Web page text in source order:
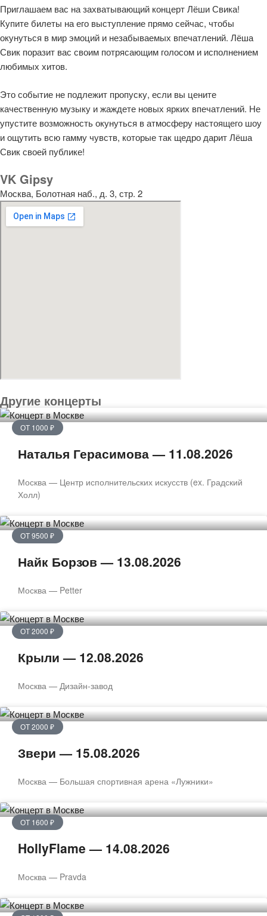
Приглашаем вас на захватывающий концерт Лёши Свика!
Купите билеты на его выступление прямо сейчас, чтобы
окунуться в мир эмоций и незабываемых впечатлений. Лёша
Свик поразит вас своим потрясающим голосом и исполнением
любимых хитов.
Это событие не подлежит пропуску, если вы цените
качественную музыку и жаждете новых ярких впечатлений. Не
упустите возможность окунуться в атмосферу настоящего шоу
и ощутить всю гамму чувств, которые так щедро дарит Лёша
Свик своей публике!
VK Gipsy
Москва, Болотная наб., д. 3, стр. 2
Другие концерты
ОТ 1000 ₽
Наталья Герасимова — 11.08.2026
Москва — Центр исполнительских искусств (ex. Градский
Холл)
ОТ 9500 ₽
Найк Борзов — 13.08.2026
Москва — Petter
ОТ 2000 ₽
Крыли — 12.08.2026
Москва — Дизайн-завод
ОТ 2000 ₽
Звери — 15.08.2026
Москва — Большая спортивная арена «Лужники»
ОТ 1600 ₽
HollyFlame — 14.08.2026
Москва — Pravda